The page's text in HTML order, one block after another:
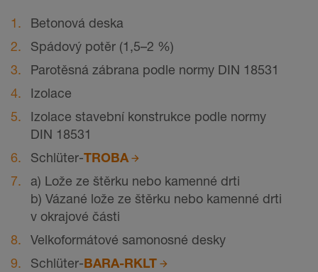
Betonová deska
Spádový potěr (1,5–2 %)
Parotěsná zábrana podle normy DIN 18531
Izolace
Izolace stavební konstrukce podle normy
DIN 18531
Schlüter-TROBA
a) Lože ze štěrku nebo kamenné drti
b) Vázané lože ze štěrku nebo kamenné drti
v okrajové části
Velkoformátové samonosné desky
Schlüter-BARA-RKLT